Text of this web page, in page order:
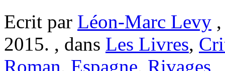
Ecrit par Léon-Marc Levy
2015. , dans Les Livres,
Roman, Espagne, Rivages